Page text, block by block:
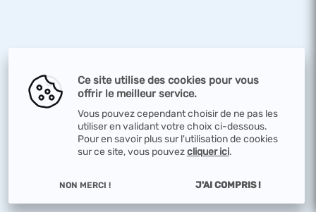
Ce site utilise des cookies pour vous
offrir le meilleur service.
Vous pouvez cependant choisir de ne pas les
utiliser en validant votre choix ci-dessous.
Pour en savoir plus sur l'utilisation de cookies
sur ce site, vous pouvezcliquer ici.
NON MERCI ! J'AI COMPRIS !